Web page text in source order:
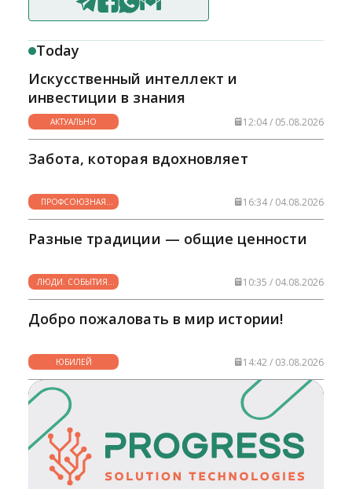
Today
Искусственный интеллект и
инвестиции в знания
АКТУАЛЬНО 12:04 / 05.08.2026
Забота, которая вдохновляет
ПРОФСОЮЗНАЯ
ЖИЗНЬ
16:34 / 04.08.2026
Разные традиции — общие ценности
ЛЮДИ. СОБЫТИЯ.
ФАКТЫ
10:35 / 04.08.2026
Добро пожаловать в мир истории!
ЮБИЛЕЙ 14:42 / 03.08.2026